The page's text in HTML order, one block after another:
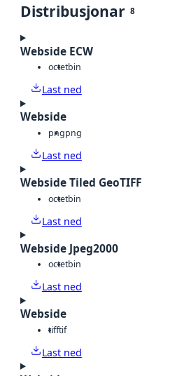
Distribusjonar 8
Webside ECW
octetbin
Last ned
Webside
pngpng
Last ned
Webside Tiled GeoTIFF
octetbin
Last ned
Webside Jpeg2000
octetbin
Last ned
Webside
tifftif
Last ned